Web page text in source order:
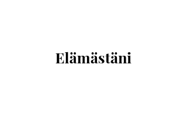
Elämästäni